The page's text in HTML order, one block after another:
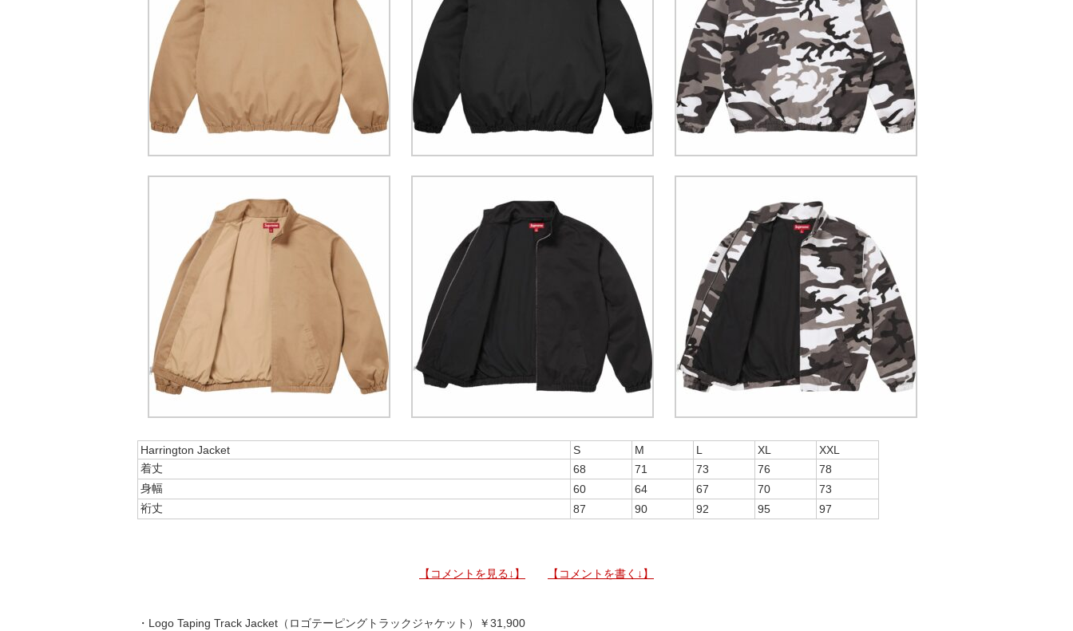
Harrington Jacket S M L XL
XXL
着丈
68 71 73 76
78
身幅
60 64 67 70
73
裄丈
87 90 92 95 97
【コメントを見る↓】 【コメントを書く↓】
・Logo Taping Track Jacket（ロゴテーピングトラックジャケット）￥31,900